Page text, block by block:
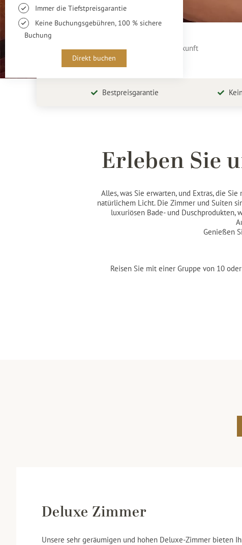
Buchen Sie Ihr Zimmer
Bestpreisgarantie
Erleben Sie
Alles, was Sie erwarten, und Extras, die
natürlichem Licht. Die Zimmer und Suiten
luxuriösen Bade- und Duschprodukten,
Genießen
Reisen Sie mit einer Gruppe von 10
Deluxe Zimmer
Unsere sehr geräumigen und hohen Deluxe-Zimmer bieten